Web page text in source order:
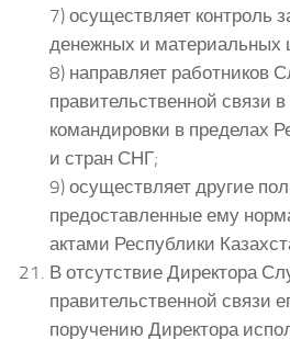
7) осуществляет контроль
денежных и материальных
8) направляет работников
правительственной связи
командировки в пределах
и стран СНГ;
9) осуществляет другие
предоставленные ему
актами Республики
В отсутствие Директора
правительственной связи
поручению Директора